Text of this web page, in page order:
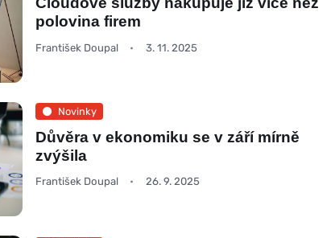
polovina firem
František Doupal 3. 11. 2025
Novinky
Důvěra v ekonomiku se v září mírně
zvýšila
František Doupal 26. 9. 2025